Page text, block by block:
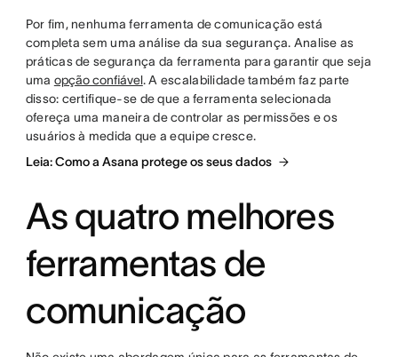
Por fim, nenhuma ferramenta de comunicação está
completa sem uma análise da sua segurança. Analise as
práticas de segurança da ferramenta para garantir que seja
uma opção confiável. A escalabilidade também faz parte
disso: certifique-se de que a ferramenta selecionada
ofereça uma maneira de controlar as permissões e os
usuários à medida que a equipe cresce.
Leia: Como a Asana protege os seus dados
As quatro melhores
ferramentas de
comunicação